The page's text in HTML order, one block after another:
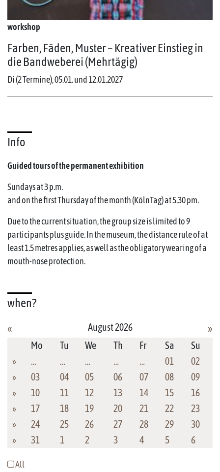
workshop
Farben, Fäden, Muster – Kreativer Einstieg in
die Bandweberei (Mehrtägig)
Di (2 Termine), 05.01. und 12.01.2027
Info
Guided tours of the permanent exhibition
Sundays at 3 p.m.
and on the first Thursday of the month (KölnTag) at 5.30 pm.
Due to the current situation, the group size is limited to 9
participants plus guide. In the museum, the distance rule of at
least 1.5 metres applies, as well as the obligatory wearing of a
mouth-nose protection.
when?
»
«
August 2026
Mo
Tu We Th Fr Sa
Su
»
… … … … … 01
02
»
03 04 05 06 07 08
09
»
10 11 12 13 14 15
16
»
17 18 19 20 21 22
23
»
24 25 26 27 28 29
30
»
31 1 2 3 4 5 6
All